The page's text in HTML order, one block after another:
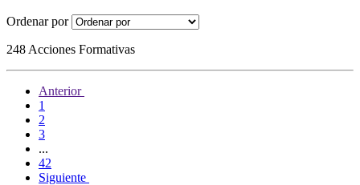
Ordenar por
248 Acciones Formativas
Anterior
1
2
3
...
42
Siguiente